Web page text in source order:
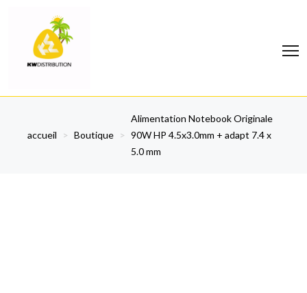
accueil > Boutique >
Alimentation Notebook Originale
90W HP 4.5x3.0mm + adapt 7.4 x
5.0 mm